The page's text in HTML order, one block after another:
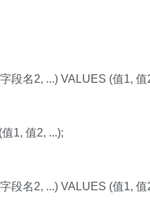
段名2, ...) VALUES (值1, 值
1, 值2, ...);
段名2, ...) VALUES (值1, 值